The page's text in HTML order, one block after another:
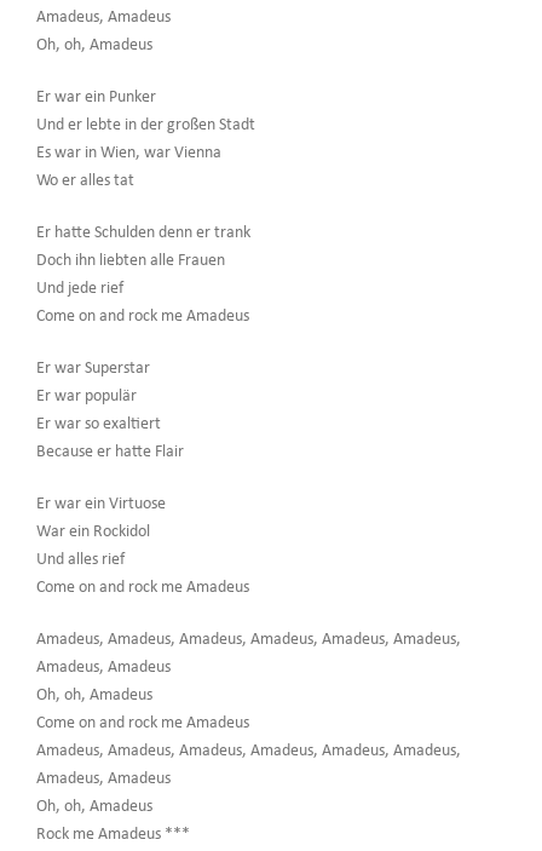
Amadeus, Amadeus
Oh, oh, Amadeus
Er war ein Punker
Und er lebte in der großen Stadt
Es war in Wien, war Vienna
Wo er alles tat
Er hatte Schulden denn er trank
Doch ihn liebten alle Frauen
Und jede rief
Come on and rock me Amadeus
Er war Superstar
Er war populär
Er war so exaltiert
Because er hatte Flair
Er war ein Virtuose
War ein Rockidol
Und alles rief
Come on and rock me Amadeus
Amadeus, Amadeus, Amadeus, Amadeus, Amadeus, Amadeus,
Amadeus, Amadeus
Oh, oh, Amadeus
Come on and rock me Amadeus
Amadeus, Amadeus, Amadeus, Amadeus, Amadeus, Amadeus,
Amadeus, Amadeus
Oh, oh, Amadeus
Rock me Amadeus ***